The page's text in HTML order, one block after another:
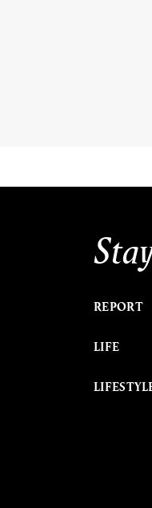
REPORT
LIFE